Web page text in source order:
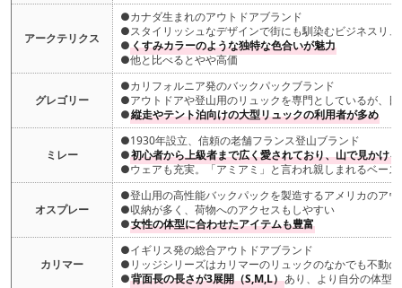
アークテリクス
●カナダ生まれのアウトドアブランド
●スタイリッシュなデザインで街にも馴染むビジネスリ
●くすみカラーのような独特な色合いが魅力
●他と比べるとやや高価
グレゴリー
●カリフォルニア発のバックパックブランド
●アウトドアや登山用のリュックを専門としているが、
●縦走やテント泊向けの大型リュックの利用者が多め
ミレー
●1930年設立、信頼の老舗フランス登山ブランド
●初心者から上級者まで広く愛されており、山で見かけ
●ウェアも充実。「アミアミ」と言われ親しまれるベー
オスプレー
●登山用の高性能バックパックを製造するアメリカのア
●収納が多く、荷物へのアクセスもしやすい
●女性の体型に合わせたアイテムも豊富
カリマー
●イギリス発の総合アウトドアブランド
●リッジシリーズはカリマーのリュックのなかでも不動
●背面長の長さが3展開（S,M,L）あり、より自分の体型